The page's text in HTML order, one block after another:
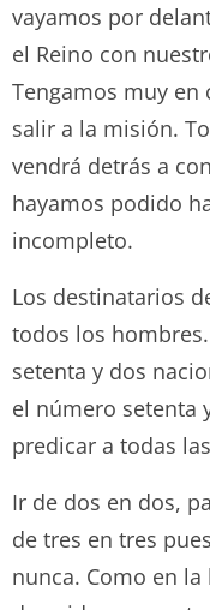
vayamos por
el Reino con
Tengamos muy
salir a la misión.
vendrá detrás a
hayamos podido
incompleto.
Los destinatarios
todos los
setenta y dos
el número setenta
predicar a todas
Ir de dos en dos,
de tres en tres
nunca. Como en